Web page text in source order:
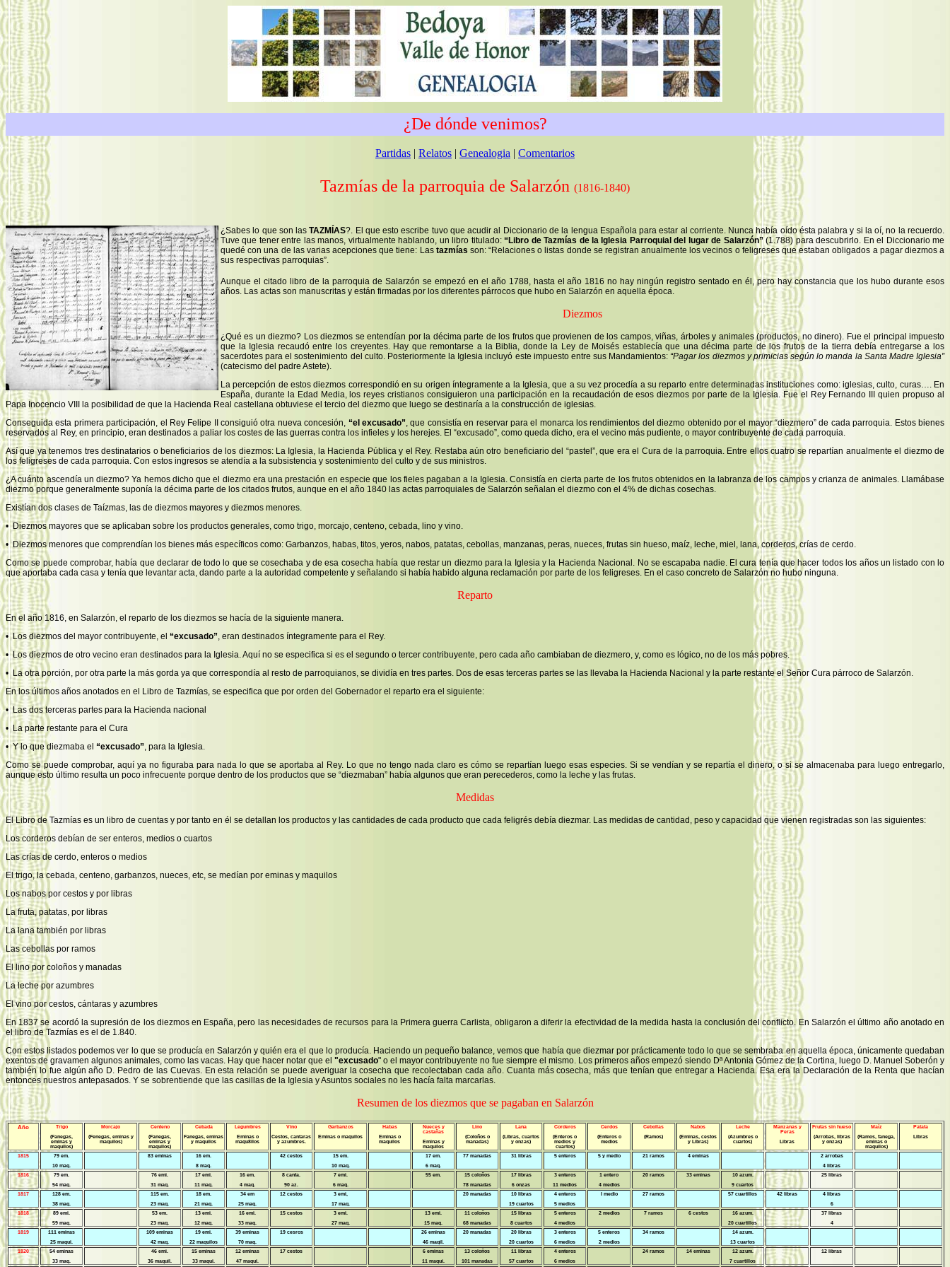
¿De dónde venimos?
Partidas | Relatos | Genealogia | Comentarios
Tazmías de la parroquia de Salarzón (1816-1840)
¿Sabes lo que son lasTAZMÍAS?. El que esto escribe tuvo que acudir al Diccionario de la lengua Española para estar al corriente. Nunca había oído ésta palabra y si la oí, no la recuerdo.
Tuve que tener entre las manos, virtualmente hablando, un libro titulado:“Libro de Tazmías de la Iglesia Parroquial del lugar de Salarzón”(1.788) para descubrirlo. En el Diccionario me
quedé con una de las varias acepciones que tiene: Las tazmías son: “Relaciones o listas donde se registran anualmente los vecinos o feligreses que estaban obligados a pagar diezmos a
sus respectivas parroquias”.
Aunque el citado libro de la parroquia de Salarzón se empezó en el año 1788, hasta el año 1816 no hay ningún registro sentado en él, pero hay constancia que los hubo durante esos
años. Las actas son manuscritas y están firmadas por los diferentes párrocos que hubo en Salarzón en aquella época.
Diezmos
¿Qué es un diezmo? Los diezmos se entendían por la décima parte de los frutos que provienen de los campos, viñas, árboles y animales (productos, no dinero). Fue el principal impuesto
que la Iglesia recaudó entre los creyentes. Hay que remontarse a la Biblia, donde la Ley de Moisés establecía que una décima parte de los frutos de la tierra debía entregarse a los
sacerdotes para el sostenimiento del culto. Posteriormente la Iglesia incluyó este impuesto entre sus Mandamientos: “Pagar los diezmos y primicias según lo manda la Santa Madre Iglesia”
(catecismo del padre Astete).
La percepción de estos diezmos correspondió en su origen íntegramente a la Iglesia, que a su vez procedía a su reparto entre determinadas instituciones como: iglesias, culto, curas…. En
España, durante la Edad Media, los reyes cristianos consiguieron una participación en la recaudación de esos diezmos por parte de la Iglesia. Fue el Rey Fernando III quien propuso al
Papa Inocencio VIII la posibilidad de que la Hacienda Real castellana obtuviese el tercio del diezmo que luego se destinaría a la construcción de iglesias.
Conseguida esta primera participación, el Rey Felipe II consiguió otra nueva concesión, “el excusado”, que consistía en reservar para el monarca los rendimientos del diezmo obtenido por el mayor “diezmero” de cada parroquia. Estos bienes
reservados al Rey, en principio, eran destinados a paliar los costes de las guerras contra los infieles y los herejes. El “excusado”, como queda dicho, era el vecino más pudiente, o mayor contribuyente de cada parroquia.
Así que ya tenemos tres destinatarios o beneficiarios de los diezmos: La Iglesia, la Hacienda Pública y el Rey. Restaba aún otro beneficiario del “pastel”, que era el Cura de la parroquia. Entre ellos cuatro se repartían anualmente el diezmo de
los feligreses de cada parroquia. Con estos ingresos se atendía a la subsistencia y sostenimiento del culto y de sus ministros.
¿A cuánto ascendía un diezmo? Ya hemos dicho que el diezmo era una prestación en especie que los fieles pagaban a la Iglesia. Consistía en cierta parte de los frutos obtenidos en la labranza de los campos y crianza de animales. Llamábase
diezmo porque generalmente suponía la décima parte de los citados frutos, aunque en el año 1840 las actas parroquiales de Salarzón señalan el diezmo con el 4% de dichas cosechas.
Existían dos clases de Taízmas, las de diezmos mayores y diezmos menores.
• Diezmos mayores que se aplicaban sobre los productos generales, como trigo, morcajo, centeno, cebada, lino y vino.
• Diezmos menores que comprendían los bienes más específicos como: Garbanzos, habas, titos, yeros, nabos, patatas, cebollas, manzanas, peras, nueces, frutas sin hueso, maíz, leche, miel, lana, corderos, crías de cerdo.
Como se puede comprobar, había que declarar de todo lo que se cosechaba y de esa cosecha había que restar un diezmo para la Iglesia y la Hacienda Nacional. No se escapaba nadie. El cura tenía que hacer todos los años un listado con lo
que aportaba cada casa y tenía que levantar acta, dando parte a la autoridad competente y señalando si había habido alguna reclamación por parte de los feligreses. En el caso concreto de Salarzón no hubo ninguna.
Reparto
En el año 1816, en Salarzón, el reparto de los diezmos se hacía de la siguiente manera.
• Los diezmos del mayor contribuyente, el “excusado”, eran destinados íntegramente para el Rey.
• Los diezmos de otro vecino eran destinados para la Iglesia. Aquí no se especifica si es el segundo o tercer contribuyente, pero cada año cambiaban de diezmero, y, como es lógico, no de los más pobres.
• La otra porción, por otra parte la más gorda ya que correspondía al resto de parroquianos, se dividía en tres partes. Dos de esas terceras partes se las llevaba la Hacienda Nacional y la parte restante el Señor Cura párroco de Salarzón.
En los últimos años anotados en el Libro de Tazmías, se especifica que por orden del Gobernador el reparto era el siguiente:
• Las dos terceras partes para la Hacienda nacional
• La parte restante para el Cura
• Y lo que diezmaba el “excusado”, para la Iglesia.
Como se puede comprobar, aquí ya no figuraba para nada lo que se aportaba al Rey. Lo que no tengo nada claro es cómo se repartían luego esas especies. Si se vendían y se repartía el dinero, o si se almacenaba para luego entregarlo,
aunque esto último resulta un poco infrecuente porque dentro de los productos que se “diezmaban” había algunos que eran perecederos, como la leche y las frutas.
Medidas
El Libro de Tazmías es un libro de cuentas y por tanto en él se detallan los productos y las cantidades de cada producto que cada feligrés debía diezmar. Las medidas de cantidad, peso y capacidad que vienen registradas son las siguientes:
Los corderos debían de ser enteros, medios o cuartos
Las crías de cerdo, enteros o medios
El trigo, la cebada, centeno, garbanzos, nueces, etc, se medían por eminas y maquilos
Los nabos por cestos y por libras
La fruta, patatas, por libras
La lana también por libras
Las cebollas por ramos
El lino por coloños y manadas
La leche por azumbres
El vino por cestos, cántaras y azumbres
En 1837 se acordó la supresión de los diezmos en España, pero las necesidades de recursos para la Primera guerra Carlista, obligaron a diferir la efectividad de la medida hasta la conclusión del conflicto. En Salarzón el último año anotado en
el libro de Tazmías es el de 1.840.
Con estos listados podemos ver lo que se producía en Salarzón y quién era el que lo producía. Haciendo un pequeño balance, vemos que había que diezmar por prácticamente todo lo que se sembraba en aquella época, únicamente quedaban
exentos de gravamen algunos animales, como las vacas. Hay que hacer notar que el "excusado" o el mayor contribuyente no fue siempre el mismo. Los primeros años empezó siendo Dª Antonia Gómez de la Cortina, luego D. Manuel Soberón y
también lo fue algún año D. Pedro de las Cuevas. En esta relación se puede averiguar la cosecha que recolectaban cada año. Cuanta más cosecha, más que tenían que entregar a Hacienda. Esa era la Declaración de la Renta que hacían
entonces nuestros antepasados. Y se sobrentiende que las casillas de la Iglesia y Asuntos sociales no les hacía falta marcarlas.
Resumen de los diezmos que se pagaban en Salarzón
Año
Trigo
(Fanegas,
eminas y
maquilos)
Morcajo
(Fenegas, eminas y
maquilos)
Centeno
(Fanegas,
eminas y
maquilos)
Cebada
Fanegas, eminas
y maquilos
Legumbres
Eminas o
maqu8ilos
Vino
Cestos, cantaras
y azumbres.
Garbanzos
Eminas o maquilos
Habas
Eminas o
maquilos
Nueces y
castañas
Eminas y
maquilos
Lino
(Coloños o
manadas)
Lana
(Libras, cuartos
y onzas)
Corderos
(Enteros o
medios y
cuartos)
Cerdos
(Enteros o
medios
Cebollas
(Ramos)
Nabos
(Eminas, cestos
y Libras)
Leche
(Azumbres o
cuartos)
Manzanas y
Peras
Libras
Frutas sin hueso
(Arrobas, libras
y onzas)
Maíz
(Ramos, fanega,
eminas o
maquilos)
Patata
Libras
1815
79 em.
10 maq.
83 eminas
16 em.
8 maq.
42 cestos
15 em.
10 maq.
17 em.
6 maq.
77 manadas 31 libras 5 enteros 5 y medio 21 ramos 4 eminas
2 arrobas
4 libras
1816
79 em.
54 maq.
76 emi.
31 maq.
17 emi.
11 maq.
16 em.
4 maq.
8 canta.
90 az.
7 emi.
6 maq.
55 em.
15 coloños
78 manadas
17 libras
6 onzas
3 enteros
11 medios
1 entero
4 medios
20 ramos 33 eminas
10 azum.
9 cuartos
25 libras
1817
128 em.
38 maq.
115 em.
23 maq.
18 em.
21 maq.
34 em
25 maq.
12 cestos
3 emi,
17 maq.
20 manadas
10 libras
19 cuartos
4 enteros
5 medios
I medio 27 ramos 57 cuartillos 42 libras
4 libras
6
1818
89 emi.
59 maq.
53 em.
23 maq.
13 emi.
12 maq.
16 emi.
33 maq.
15 cestos
3 emi.
27 maq.
13 emi.
15 maq.
11 coloños
68 manadas
15 libras
8 cuartos
5 enteros
4 medios
2 medios 7 ramos 6 cestos
16 azum.
20 cuartillos
37 libras
4
1819
111 eminas
25 maqui.
109 eminas
42 maq.
19 emi.
22 maquilos
39 eminas
70 maq.
19 cesros
26 eminas
46 maqil.
20 manadas
20 libras
20 cuartos
3 enteros
6 medios
5 enteros
2 medios
34 ramos
14 azum.
13 cuartos
1820
54 eminas
33 maq.
46 emi.
36 maquil.
15 eminas
33 maqui.
12 eminas
47 maqui.
17 cestos
6 eminas
11 maqui.
13 coloños
101 manadas
11 libras
57 cuartos
4 enteros
6 medios
24 ramos 14 eminas
12 azum.
7 cuartillos
12 libras